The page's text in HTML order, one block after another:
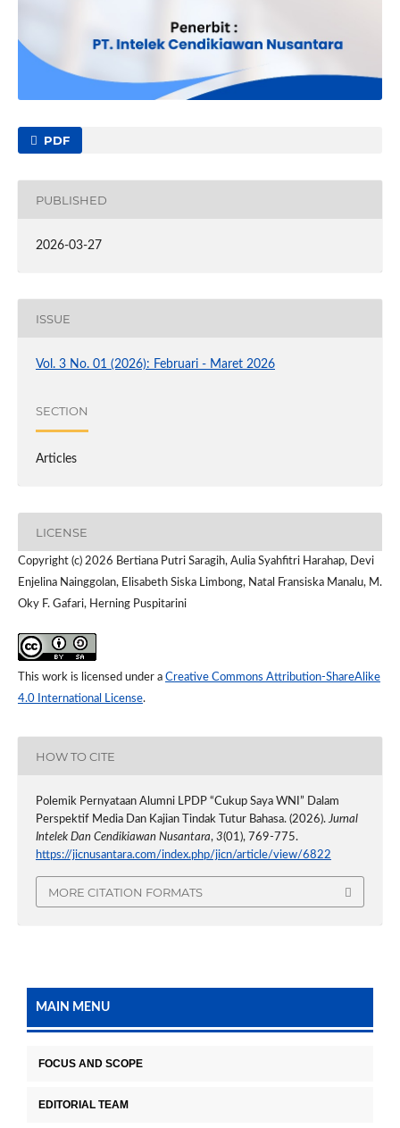
PDF
PUBLISHED
2026-03-27
ISSUE
Vol. 3 No. 01 (2026): Februari - Maret 2026
SECTION
Articles
LICENSE
Copyright (c) 2026 Bertiana Putri Saragih, Aulia Syahfitri Harahap, Devi
Enjelina Nainggolan, Elisabeth Siska Limbong, Natal Fransiska Manalu, M.
Oky F. Gafari, Herning Puspitarini
This work is licensed under a Creative Commons Attribution-ShareAlike
4.0 International License.
HOW TO CITE
Polemik Pernyataan Alumni LPDP “Cukup Saya WNI” Dalam
Perspektif Media Dan Kajian Tindak Tutur Bahasa. (2026).Jurnal
Intelek Dan Cendikiawan Nusantara, 3(01), 769-775.
https://jicnusantara.com/index.php/jicn/article/view/6822
MORE CITATION FORMATS
MAIN MENU
FOCUS AND SCOPE
EDITORIAL TEAM